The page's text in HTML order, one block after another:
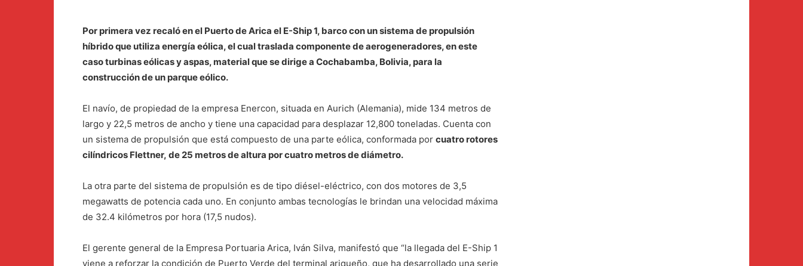
Por primera vez recaló en el Puerto de Arica el E-Ship 1, barco con un sistema de propulsión
híbrido que utiliza energía eólica, el cual traslada componente de aerogeneradores, en este
caso turbinas eólicas y aspas, material que se dirige a Cochabamba, Bolivia, para la
construcción de un parque eólico.
El navío, de propiedad de la empresa Enercon, situada en Aurich (Alemania), mide 134 metros de
largo y 22,5 metros de ancho y tiene una capacidad para desplazar 12,800 toneladas. Cuenta con
un sistema de propulsión que está compuesto de una parte eólica, conformada por cuatro rotores
cilíndricos Flettner, de 25 metros de altura por cuatro metros de diámetro.
La otra parte del sistema de propulsión es de tipo diésel-eléctrico, con dos motores de 3,5
megawatts de potencia cada uno. En conjunto ambas tecnologías le brindan una velocidad máxima
de 32.4 kilómetros por hora (17,5 nudos).
El gerente general de la Empresa Portuaria Arica, Iván Silva, manifestó que “la llegada del E-Ship 1
viene a reforzar la condición de Puerto Verde del terminal ariqueño, que ha desarrollado una serie